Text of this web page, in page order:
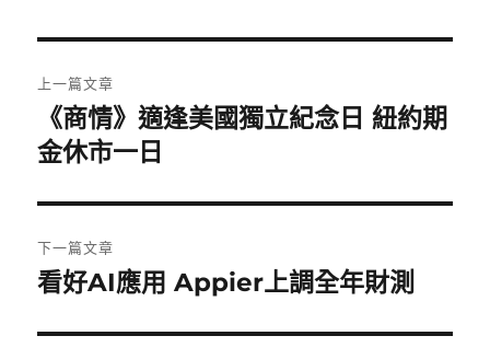
章
導
覽
上一篇文章
上
一
文
章:
《商情》適逢美國獨立紀念日 紐約期
金休市一日
下一篇文章
下
篇
看好AI應用 Appier上調全年財測